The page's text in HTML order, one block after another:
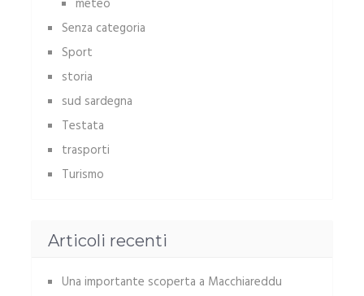
meteo
Senza categoria
Sport
storia
sud sardegna
Testata
trasporti
Turismo
Articoli recenti
Una importante scoperta a Macchiareddu